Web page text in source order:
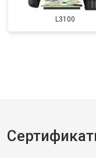
L3100